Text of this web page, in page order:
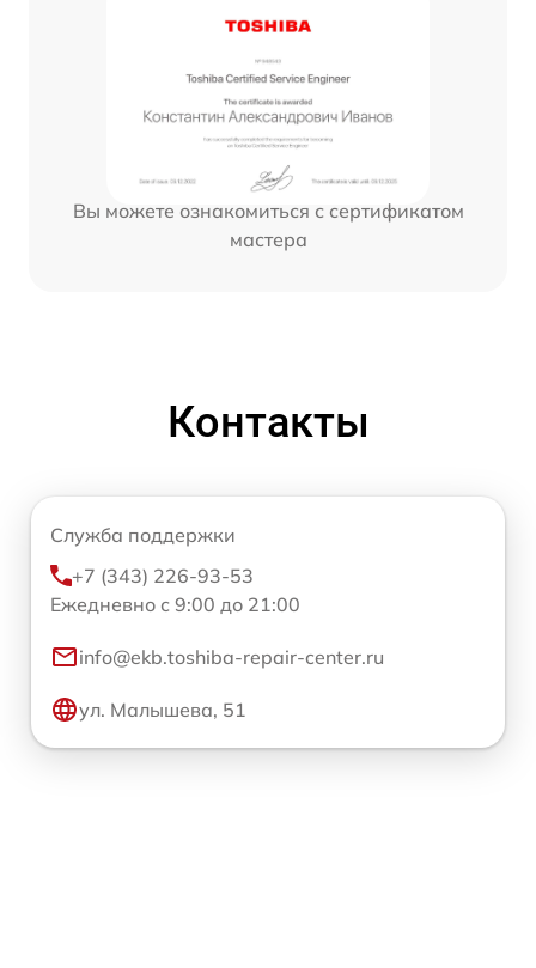
Вы можете ознакомиться с сертификатом
мастера
Контакты
Служба поддержки
+7 (343) 226-93-53
Ежедневно с 9:00 до 21:00
info@ekb.toshiba-repair-center.ru
ул. Малышева, 51